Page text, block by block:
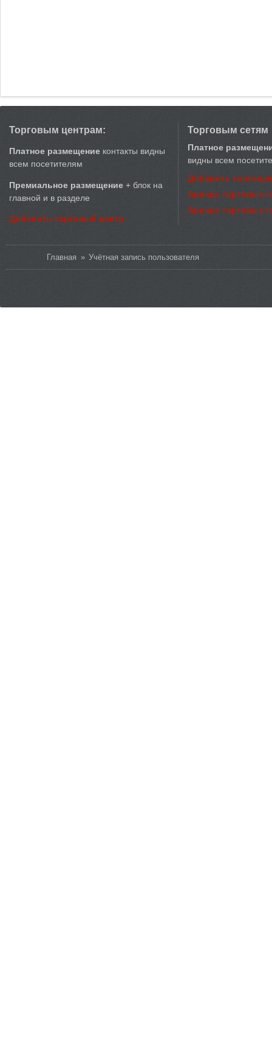
Торговым центрам:
Платное размещение контакты видны
всем посетителям
Премиальное размещение + блок на
главной и в разделе
Добавить торговый центр
Торговым сетям
Платное
видны всем
Добавить
Аренда торговых
Аренда торговых
Главная » Учётная запись пользователя